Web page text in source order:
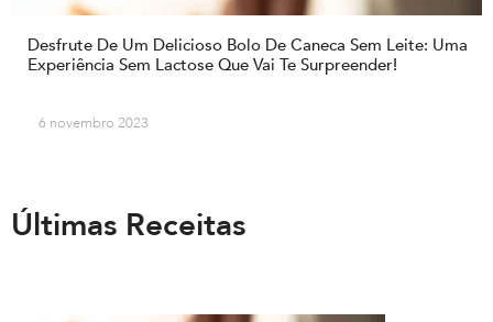
Desfrute De Um Delicioso Bolo De Caneca Sem Leite: Uma
Experiência Sem Lactose Que Vai Te Surpreender!
6 novembro 2023
Últimas Receitas